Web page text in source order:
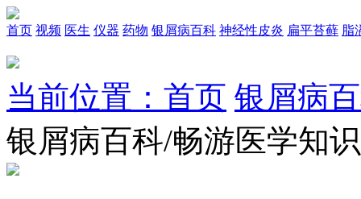
首页 视频 医生 仪器 药物 银屑病百科 神经性皮炎 扁平苔藓 脂
当前位置：首页 银屑病
银屑病百科/畅游医学知